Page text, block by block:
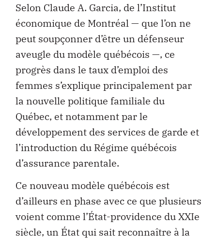
Selon Claude A. Garcia, de l’Institut
économique de Montréal — que l’on ne
peut soupçonner d’être un défenseur
aveugle du modèle québécois —, ce
progrès dans le taux d’emploi des
femmes s’explique principalement par
la nouvelle politique familiale du
Québec, et notamment par le
développement des services de garde et
l’introduction du Régime québécois
d’assurance parentale.
Ce nouveau modèle québécois est
d’ailleurs en phase avec ce que plusieurs
voient comme l’État-providence du XXIe
siècle, un État qui sait reconnaître à la